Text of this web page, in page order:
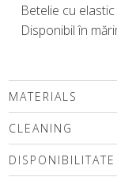
Betelie cu elastic
Disponibil în
MATERIALS
CLEANING